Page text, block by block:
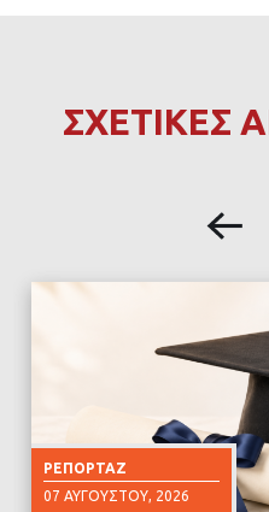
ΣΧΕΤΙΚΕΣ
ΡΕΠΟΡΤΆΖ
07 ΑΥΓΟΎΣΤΟΥ, 2026